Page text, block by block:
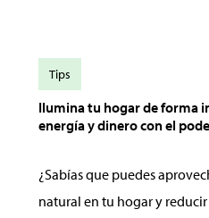
Ilumina tu hogar de forma
energía y dinero con el
¿Sabías que puedes
natural en tu hogar y
Tips